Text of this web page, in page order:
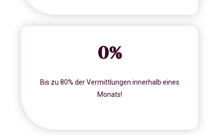
0%
Bis zu 80% der Vermittlungen innerhalb eines
Monats!